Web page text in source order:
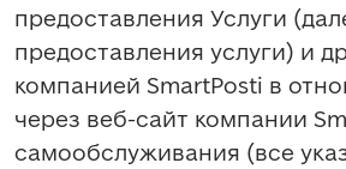
предоставления Услуги
предоставления услуги) и
компанией SmartPosti в
через веб-сайт компании
самообслуживания (все